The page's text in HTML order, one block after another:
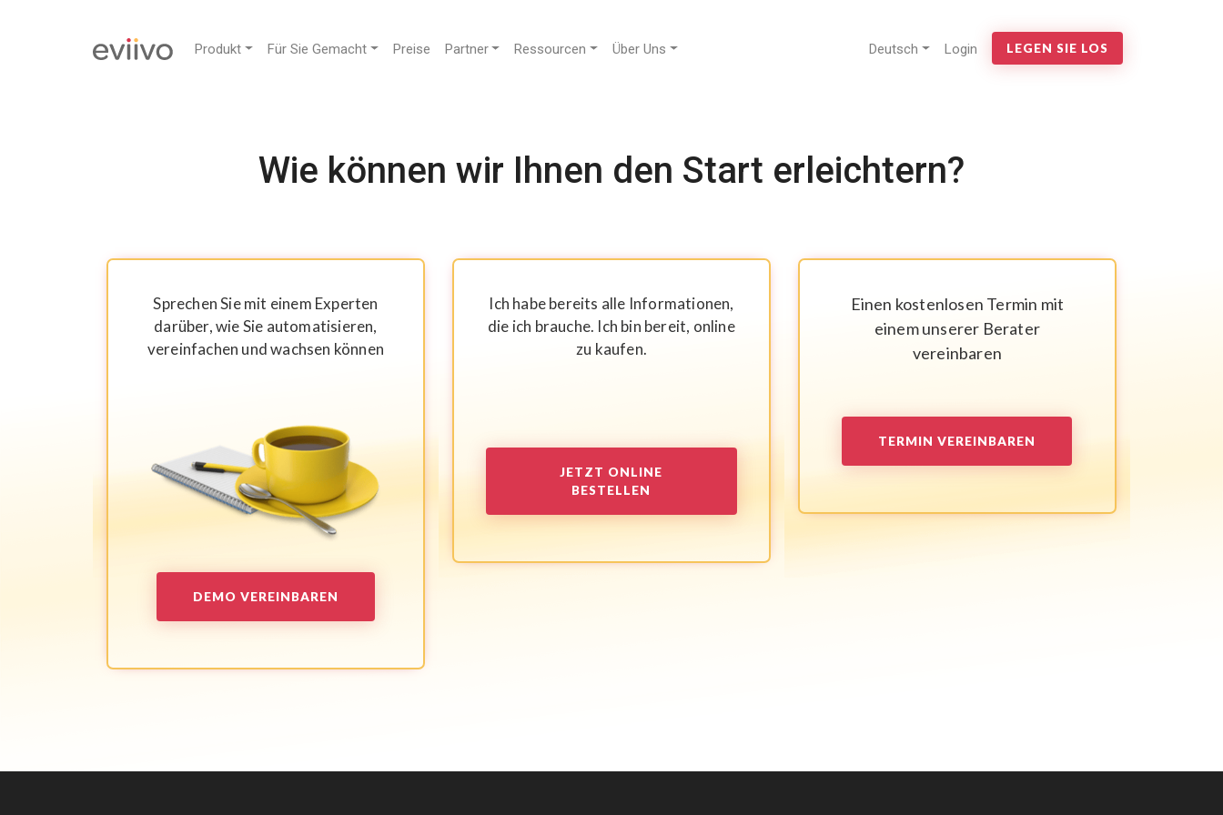
Produkt Für Sie Gemacht Preise Partner Ressourcen Über Uns Deutsch Login LEGEN SIE LOS
Wie können wir Ihnen den Start erleichtern?
Sprechen Sie mit einem Experten
darüber, wie Sie automatisieren,
vereinfachen und wachsen können
DEMO VEREINBAREN
Ich habe bereits alle Informationen,
die ich brauche. Ich bin bereit, online
zu kaufen.
JETZT ONLINE
BESTELLEN
Einen kostenlosen Termin mit
einem unserer Berater
vereinbaren
TERMIN VEREINBAREN